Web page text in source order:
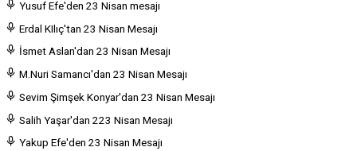
Yusuf Efe'den 23 Nisan mesajı
Erdal KIlıç'tan 23 Nisan Mesajı
İsmet Aslan'dan 23 Nisan Mesajı
M.Nuri Samancı'dan 23 Nisan Mesajı
Sevim Şimşek Konyar'dan 23 Nisan Mesajı
Salih Yaşar'dan 223 Nisan Mesajı
Yakup Efe'den 23 Nisan Mesajı